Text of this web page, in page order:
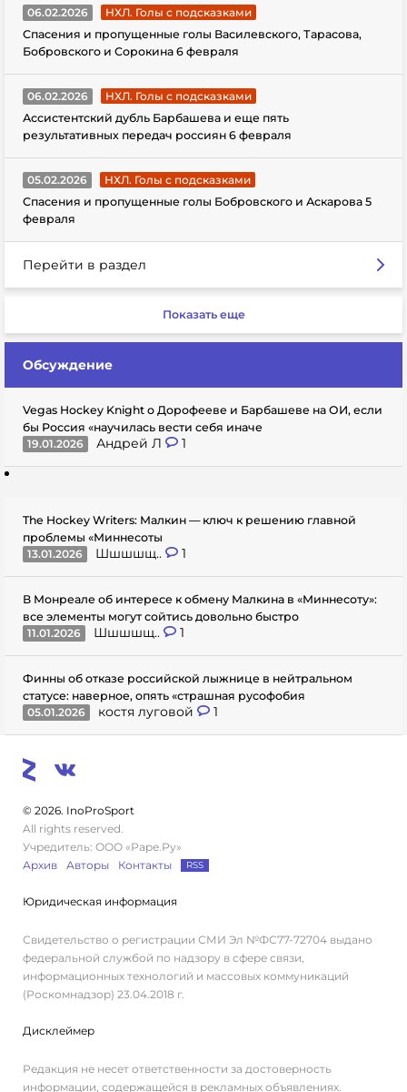
06.02.2026
НХЛ. Голы с подсказками
Спасения и пропущенные голы Василевского, Тарасова,
Бобровского и Сорокина 6 февраля
06.02.2026
НХЛ. Голы с подсказками
Ассистентский дубль Барбашева и еще пять
результативных передач россиян 6 февраля
05.02.2026
НХЛ. Голы с подсказками
Спасения и пропущенные голы Бобровского и Аскарова 5
февраля
Перейти в раздел
Показать еще
Обсуждение
Vegas Hockey Knight о Дорофееве и Барбашеве на ОИ, если
бы Россия «научилась вести себя иначе
19.01.2026
Андрей Л 1
The Hockey Writers: Малкин — ключ к решению главной
проблемы «Миннесоты
13.01.2026
Шшшшщ.. 1
В Монреале об интересе к обмену Малкина в «Миннесоту»:
все элементы могут сойтись довольно быстро
11.01.2026
Шшшшщ.. 1
Финны об отказе российской лыжнице в нейтральном
статусе: наверное, опять «страшная русофобия
05.01.2026
костя луговой 1
© 2026. InoProSport
All rights reserved.
Учредитель: ООО «Раре.Ру»
Архив
Авторы Контакты RSS
Юридическая информация
Свидетельство о регистрации СМИ Эл №ФС77-72704 выдано
федеральной службой по надзору в сфере связи,
информационных технологий и массовых коммуникаций
(Роскомнадзор) 23.04.2018 г.
Дисклеймер
Редакция не несет ответственности за достоверность
информации, содержащейся в рекламных объявлениях.